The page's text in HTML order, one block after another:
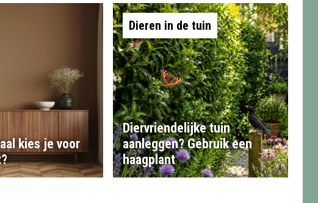
kies je voor
Dieren in de tuin
Diervriendelijke tuin
aanleggen? Gebruik een
haagplant